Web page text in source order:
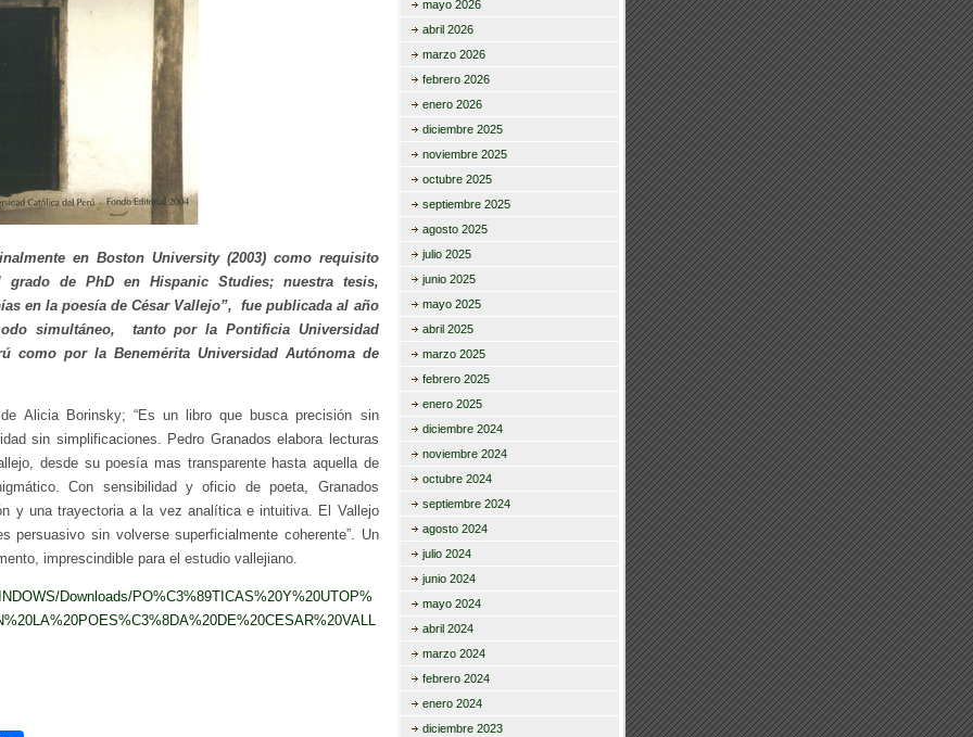
en Boston University (2003) como requisito
grado de PhD en Hispanic Studies; nuestra tesis,
en la poesía de César Vallejo”, fue publicada al año
simultáneo, tanto por la Pontificia Universidad
como por la Benemérita Universidad Autónoma de
Alicia Borinsky; “Es un libro que busca precisión sin
sin simplificaciones. Pedro Granados elabora lecturas
desde su poesía mas transparente hasta aquella de
Con sensibilidad y oficio de poeta, Granados
y una trayectoria a la vez analítica e intuitiva. El Vallejo
persuasivo sin volverse superficialmente coherente”. Un
imprescindible para el estudio vallejiano.
Downloads/PO%C3%89TICAS%20Y%20UTOP%
mayo 2026
abril 2026
marzo 2026
febrero 2026
enero 2026
diciembre 2025
noviembre 2025
octubre 2025
septiembre 2025
agosto 2025
julio 2025
junio 2025
mayo 2025
abril 2025
marzo 2025
febrero 2025
enero 2025
diciembre 2024
noviembre 2024
octubre 2024
septiembre 2024
agosto 2024
julio 2024
junio 2024
mayo 2024
abril 2024
marzo 2024
febrero 2024
enero 2024
diciembre 2023